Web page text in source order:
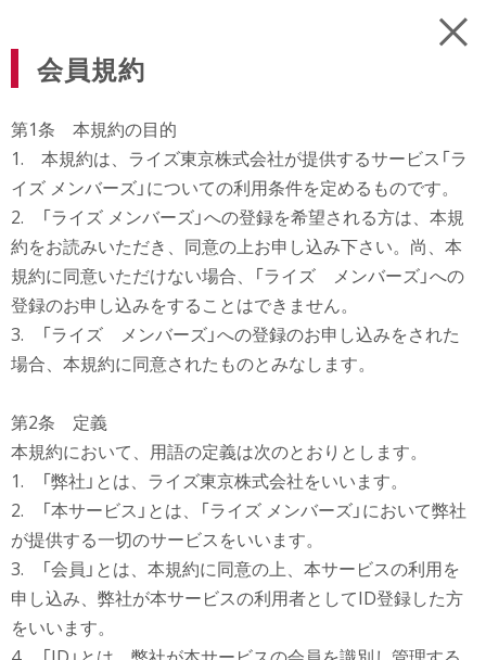
会員規約
第1条 本規約の目的
1. 本規約は、ライズ東京株式会社が提供するサービス「ラ
イズ メンバーズ」についての利用条件を定めるものです。
2. 「ライズ メンバーズ」への登録を希望される方は、本規
約をお読みいただき、同意の上お申し込み下さい。尚、本
規約に同意いただけない場合、「ライズ メンバーズ」への
登録のお申し込みをすることはできません。
3. 「ライズ メンバーズ」への登録のお申し込みをされた
場合、本規約に同意されたものとみなします。
第2条 定義
本規約において、用語の定義は次のとおりとします。
1. 「弊社」とは、ライズ東京株式会社をいいます。
2. 「本サービス」とは、「ライズ メンバーズ」において弊社
が提供する一切のサービスをいいます。
3. 「会員」とは、本規約に同意の上、本サービスの利用を
申し込み、弊社が本サービスの利用者としてID登録した方
をいいます。